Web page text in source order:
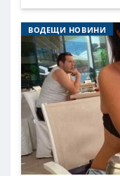
ВОДЕЩИ НОВИНИ